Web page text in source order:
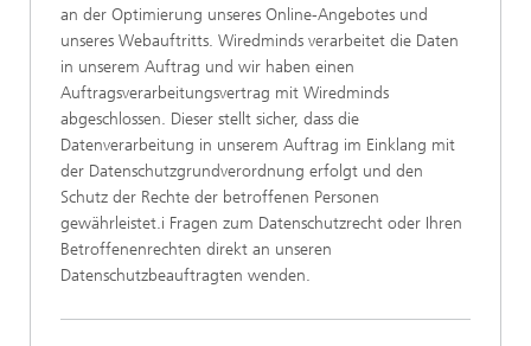
an der Optimierung unseres Online-Angebotes und
unseres Webauftritts. Wiredminds verarbeitet die Daten
in unserem Auftrag und wir haben einen
Auftragsverarbeitungsvertrag mit Wiredminds
abgeschlossen. Dieser stellt sicher, dass die
Datenverarbeitung in unserem Auftrag im Einklang mit
der Datenschutzgrundverordnung erfolgt und den
Schutz der Rechte der betroffenen Personen
gewährleistet.i Fragen zum Datenschutzrecht oder Ihren
Betroffenenrechten direkt an unseren
Datenschutzbeauftragten wenden.